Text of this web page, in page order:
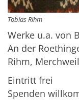
Tobias Rihm
Werke u.a. von
An der
Rihm,
Eintritt frei
Spenden